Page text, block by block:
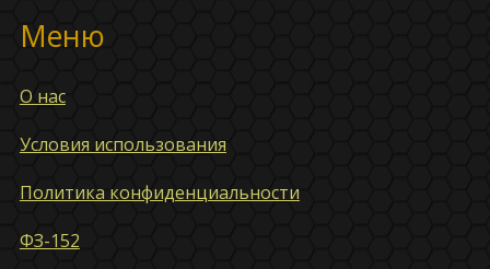
Меню
О нас
Условия использования
Политика конфиденциальности
ФЗ-152